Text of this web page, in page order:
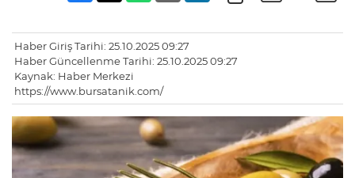
Haber Giriş Tarihi: 25.10.2025 09:27
Haber Güncellenme Tarihi: 25.10.2025 09:27
Kaynak: Haber Merkezi
https://www.bursatanik.com/